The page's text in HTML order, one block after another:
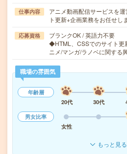
仕事内容
アニメ動画配信サービスを
ト更新+企画業務をお任せ
応募資格
ブランクOK / 英語力不要
◆HTML、CSSでのサイト
ニメ/マンガ/ラノベに関する
職場の雰囲気
年齢層
20代
30代
男女比率
女性
もっと見る